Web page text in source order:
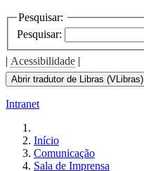
Pesquisar:
Pesquisar:
| Acessibilidade |
Abrir tradutor de Libras (VLibras)
Intranet
Início
Comunicação
Sala de Imprensa